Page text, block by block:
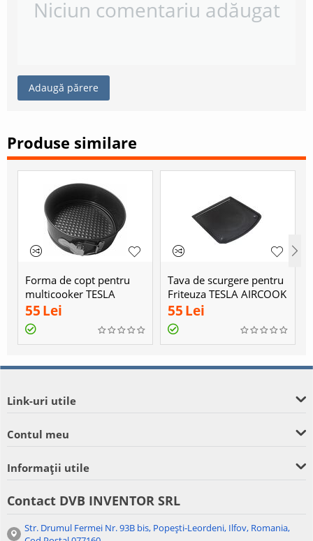
Niciun comentariu adăugat
Adaugă părere
Produse similare
Forma de copt pentru
multicooker TESLA
ELITECOOK K70
55Lei
Tava de scurgere pentru
Friteuza TESLA AIRCOOK
GRILL QG700
55Lei
Link-uri utile
Contul meu
Informații utile
Contact DVB INVENTOR SRL
Str. Drumul Fermei Nr. 93B bis, Popești-Leordeni, Ilfov, Romania,